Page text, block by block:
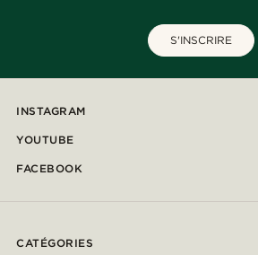
S'INSCRIRE
INSTAGRAM
YOUTUBE
FACEBOOK
CATÉGORIES